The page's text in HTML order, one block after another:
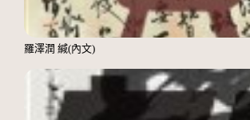
羅澤潤 緘(內文)